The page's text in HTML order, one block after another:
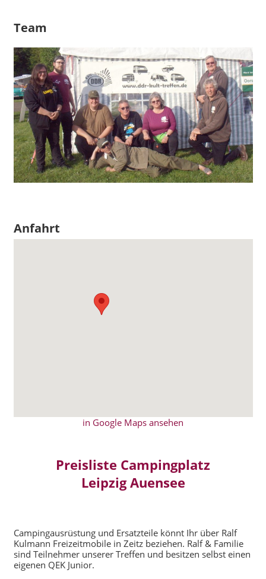
Team
Anfahrt
in Google Maps ansehen
Preisliste Campingplatz
Leipzig Auensee
Campingausrüstung und Ersatzteile könnt Ihr über Ralf
Kulmann Freizeitmobile in Zeitz beziehen. Ralf & Familie
sind Teilnehmer unserer Treffen und besitzen selbst einen
eigenen QEK Junior.